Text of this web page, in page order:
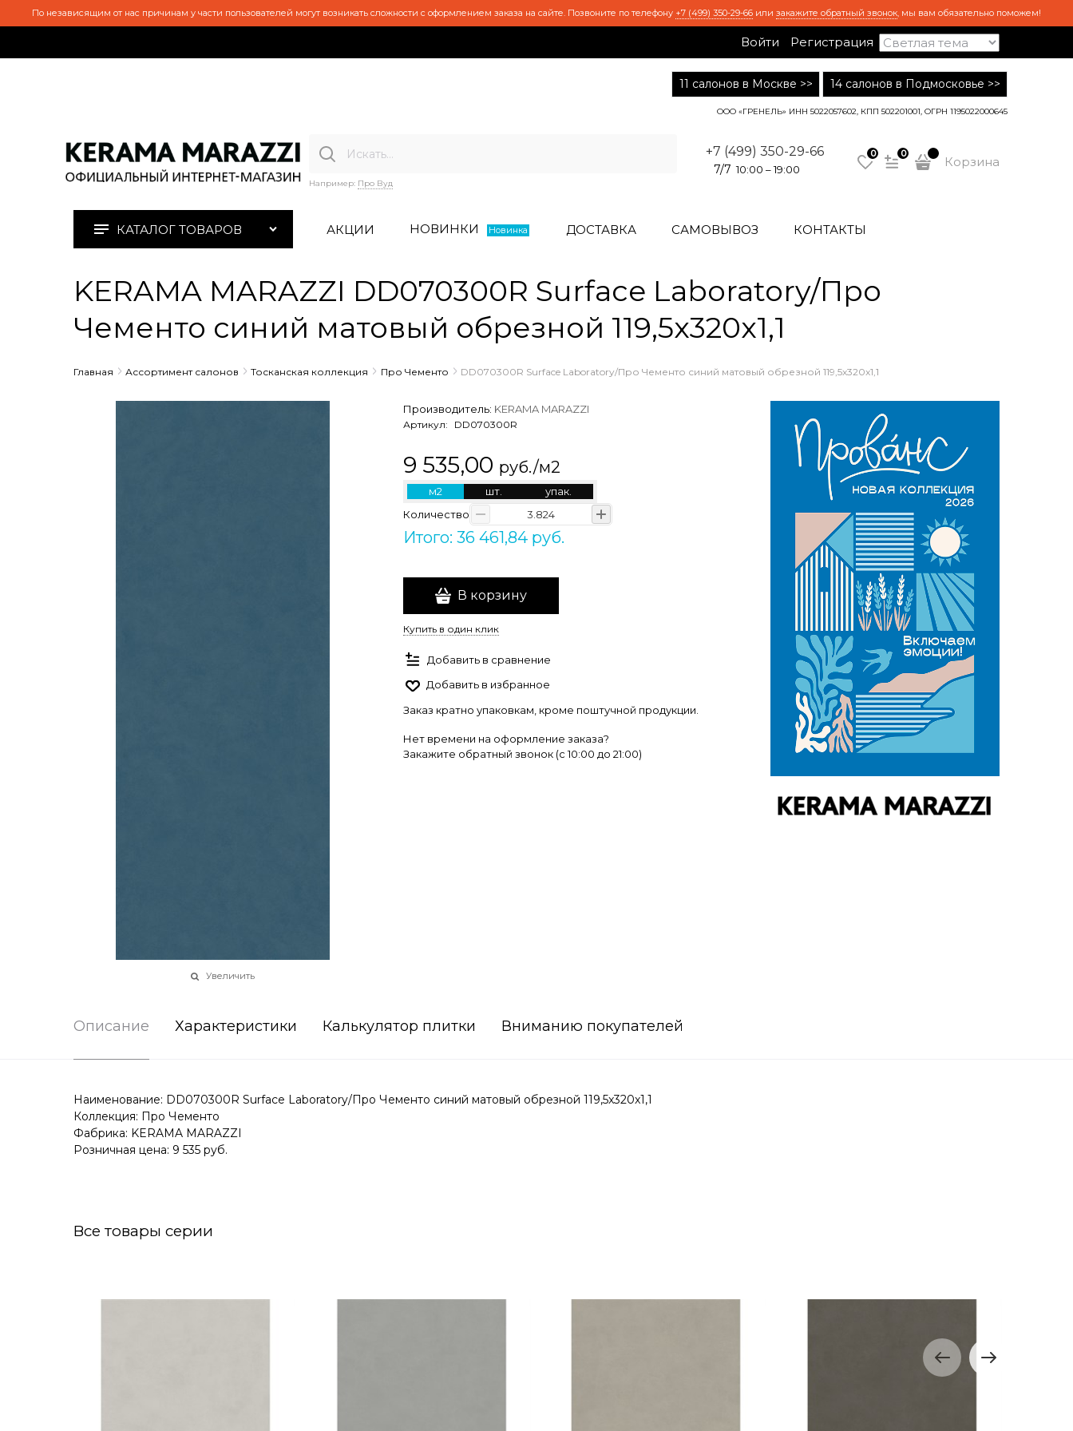
По независящим от нас причинам у части пользователей могут возникать сложности с оформлением заказа на сайте. Позвоните по телефону +7 (499) 350-29-66 или закажите обратный звонок, мы вам обязательно поможем!
Войти Регистрация
11 салонов в Москве >> 14 салонов в Подмосковье >>
ООО «ГРЕНЕЛЬ» ИНН 5022057602, КПП 502201001, ОГРН 1195022000645
Например: Про Вуд
+7 (499) 350-29-66
7/7 10:00 – 19:00
0 0
Корзина
КАТАЛОГ ТОВАРОВ АКЦИИ НОВИНКИ Новинка ДОСТАВКА САМОВЫВОЗ КОНТАКТЫ
KERAMA MARAZZI DD070300R Surface Laboratory/Про
Чементо синий матовый обрезной 119,5x320x1,1
Главная Ассортимент салонов Тосканская коллекция Про Чементо DD070300R Surface Laboratory/Про Чементо синий матовый обрезной 119,5x320x1,1
Увеличить
Производитель: KERAMA MARAZZI
Артикул: DD070300R
9 535,00 руб./м2
м2 шт.
упак.
Количество
Итого: 36 461,84 руб.
В корзину
Купить в один клик
Добавить в сравнение
Добавить в избранное
Заказ кратно упаковкам, кроме поштучной продукции.
Нет времени на оформление заказа?
Закажите обратный звонок (c 10:00 до 21:00)
Описание Характеристики Калькулятор плитки Вниманию покупателей
Наименование: DD070300R Surface Laboratory/Про Чементо синий матовый обрезной 119,5x320x1,1
Коллекция: Про Чементо
Фабрика: KERAMA MARAZZI
Розничная цена: 9 535 руб.
Все товары серии